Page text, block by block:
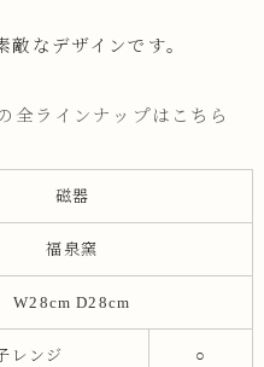
なデザインです。
全ラインナップはこちら
磁器
福泉窯
W28cm D28cm
レンジ ○